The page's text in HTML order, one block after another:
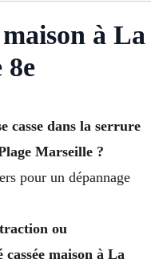
à La
8e
casse dans la serrure
Marseille ?
pour un dépannage
ou
maison à La